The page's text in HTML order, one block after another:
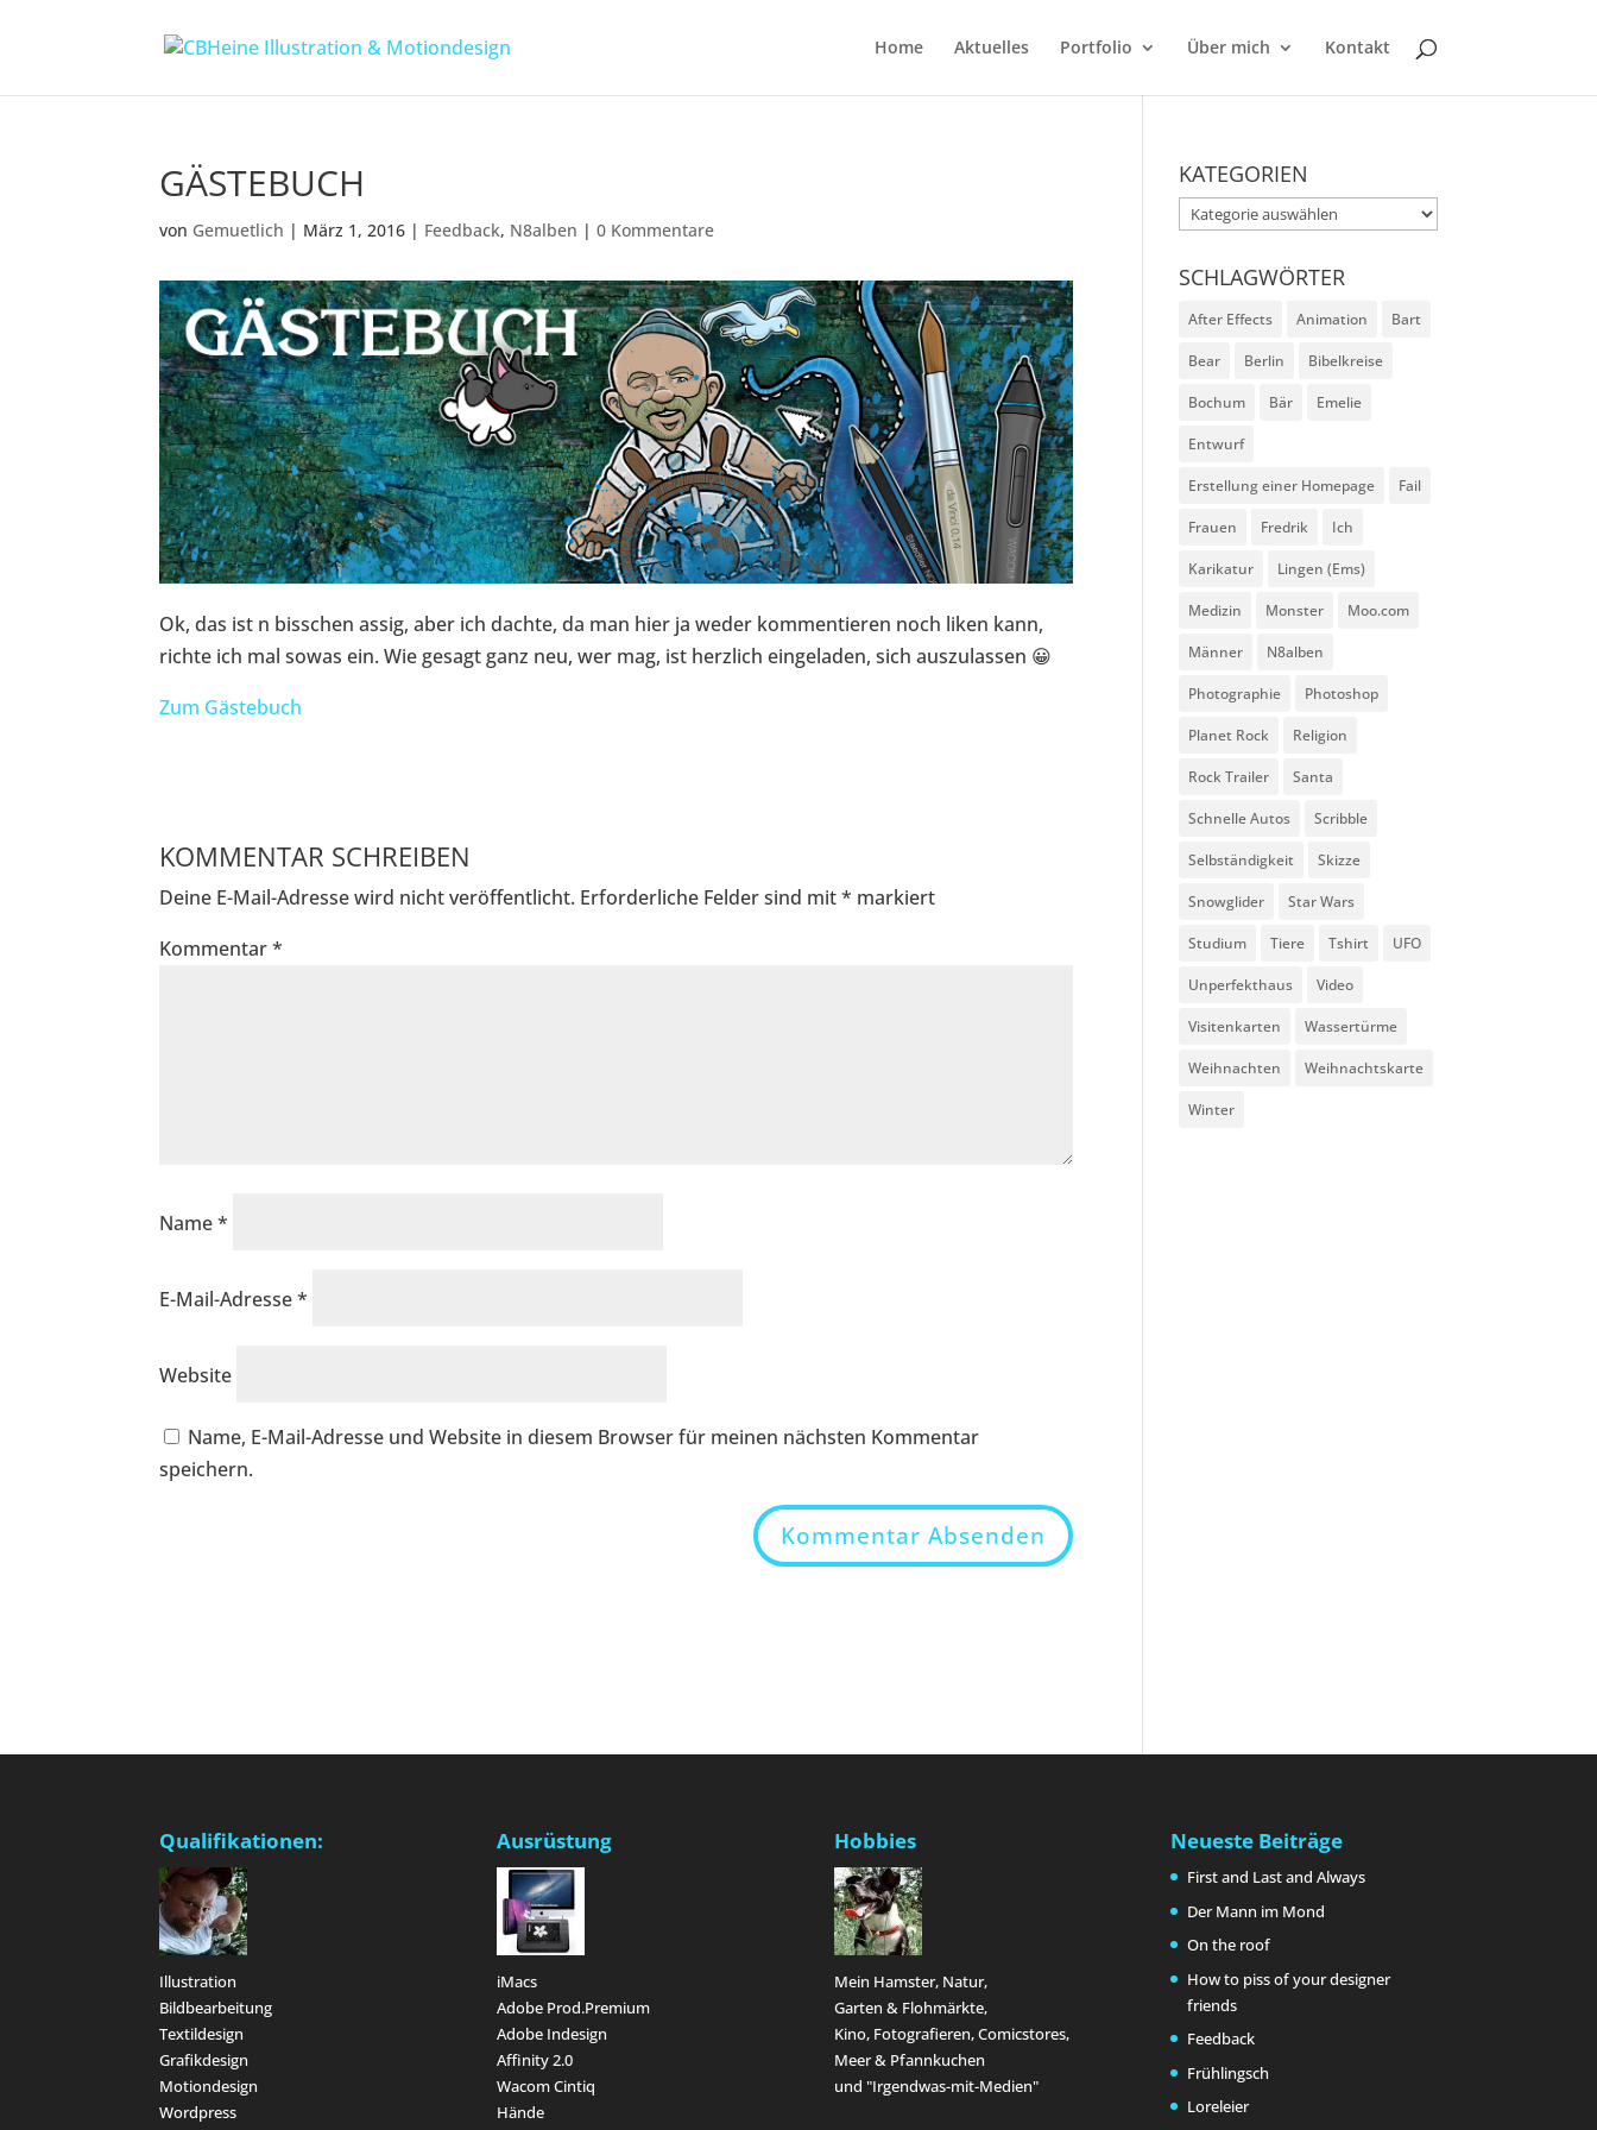
Home Aktuelles Portfolio Über mich Kontakt
GÄSTEBUCH
von Gemuetlich | März 1, 2016 | Feedback, N8alben |0 Kommentare
Ok, das ist n bisschen assig, aber ich dachte, da man hier ja weder kommentieren noch liken kann,
richte ich mal sowas ein. Wie gesagt ganz neu, wer mag, ist herzlich eingeladen, sich auszulassen 😀
Zum Gästebuch
KOMMENTAR SCHREIBEN
Deine E-Mail-Adresse wird nicht veröffentlicht. Erforderliche Felder sind mit* markiert
Kommentar*
Name*
E-Mail-Adresse*
Website
Name, E-Mail-Adresse und Website in diesem Browser für meinen nächsten Kommentar
speichern.
KATEGORIEN
Kategorien
SCHLAGWÖRTER
After Effects Animation Bart
Bear Berlin Bibelkreise
Bochum Bär Emelie
Entwurf
Erstellung einer Homepage Fail
Frauen Fredrik Ich
Karikatur Lingen (Ems)
Medizin Monster Moo.com
Männer N8alben
Photographie Photoshop
Planet Rock Religion
Rock Trailer Santa
Schnelle Autos Scribble
Selbständigkeit Skizze
Snowglider Star Wars
Studium Tiere Tshirt UFO
Unperfekthaus Video
Visitenkarten Wassertürme
Weihnachten Weihnachtskarte
Winter
Qualifikationen:
Illustration
Bildbearbeitung
Textildesign
Grafikdesign
Motiondesign
Wordpress
Ausrüstung
iMacs
Adobe Prod.Premium
Adobe Indesign
Affinity 2.0
Wacom Cintiq
Hände
Hobbies
Mein Hamster, Natur,
Garten & Flohmärkte,
Kino, Fotografieren, Comicstores,
Meer & Pfannkuchen
und "Irgendwas-mit-Medien"
Neueste Beiträge
First and Last and Always
Der Mann im Mond
On the roof
How to piss of your designer
friends
Feedback
Frühlingsch
Loreleier